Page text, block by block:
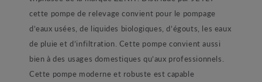
cette pompe de relevage convient pour le pompage
d’eaux usées, de liquides biologiques, d’égouts, les eaux
de pluie et d’infiltration. Cette pompe convient aussi
bien à des usages domestiques qu’aux professionnels.
Cette pompe moderne et robuste est capable